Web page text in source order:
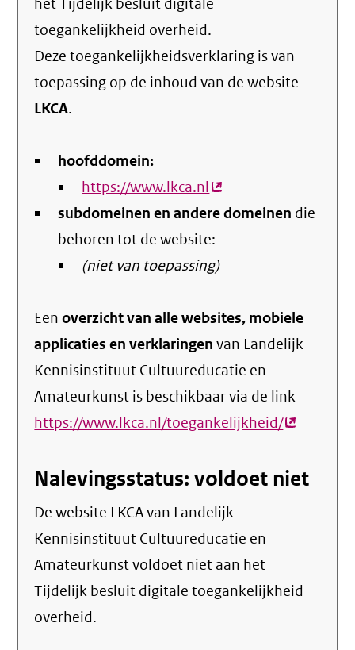
hetTijdelijk besluit digitale
toegankelijkheid overheid.
Deze toegankelijkheidsverklaring is van
toepassing op de inhoud van de website
LKCA.
hoofddomein:
https://www.lkca.nl(externe
link)
subdomeinen en andere domeinen die
behoren tot de website:
(niet van toepassing)
Eenoverzicht van alle websites, mobiele
applicaties en verklaringen van Landelijk
Kennisinstituut Cultuureducatie en
Amateurkunst is beschikbaar via de link
https://www.lkca.nl/toegankelijkheid/(externe
Nalevingsstatus: voldoet niet
De website LKCA van Landelijk
Kennisinstituut Cultuureducatie en
Amateurkunst voldoet niet aan het
Tijdelijk besluit digitale toegankelijkheid
overheid.